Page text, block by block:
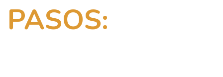
PASOS: